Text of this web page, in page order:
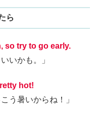
ら
so try to go early.
いかも。」
hot!
う暑いからね！」